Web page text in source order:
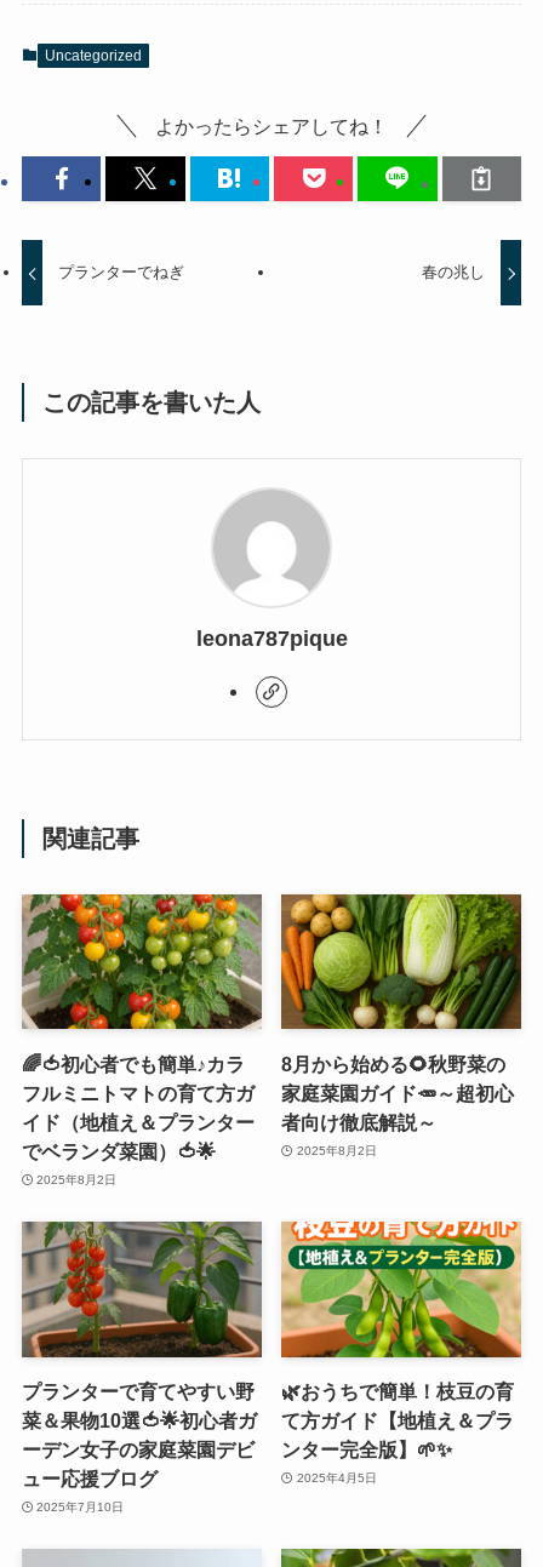
Uncategorized
よかったらシェアしてね！
プランターでねぎ 春の兆し
この記事を書いた人
leona787pique
関連記事
🌈🍅初心者でも簡単♪カラ
フルミニトマトの育て方ガ
イド（地植え＆プランター
でベランダ菜園）🍅🌟
2025年8月2日
8月から始める🌻秋野菜の
家庭菜園ガイド🥕～超初心
者向け徹底解説～
2025年8月2日
プランターで育てやすい野
菜＆果物10選🍅🌟初心者ガ
ーデン女子の家庭菜園デビ
ュー応援ブログ
2025年7月10日
🌿おうちで簡単！枝豆の育
て方ガイド【地植え＆プラ
ンター完全版】🌱✨
2025年4月5日